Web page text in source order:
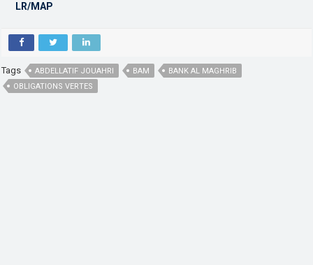
LR/MAP
Tags ABDELLATIF JOUAHRI BAM
BANK AL MAGHRIB
OBLIGATIONS VERTES